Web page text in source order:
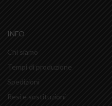
INFO
Chi siamo
Tempi di produzione
Spedizioni
Resi e sostituzioni